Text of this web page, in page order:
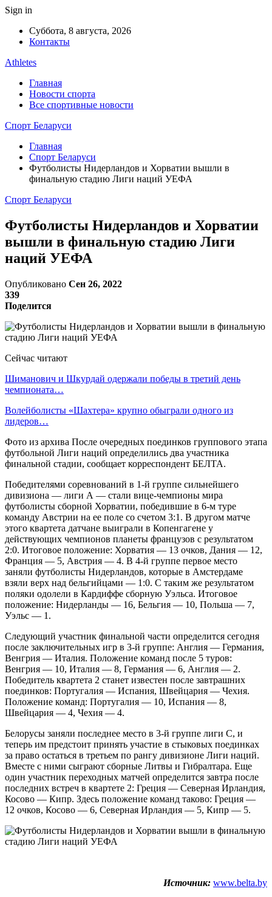
Sign in
Суббота, 8 августа, 2026
Контакты
Athletes
Главная
Новости спорта
Все спортивные новости
Спорт Беларуси
Главная
Спорт Беларуси
Футболисты Нидерландов и Хорватии вышли в
финальную стадию Лиги наций УЕФА
Спорт Беларуси
Футболисты Нидерландов и Хорватии
вышли в финальную стадию Лиги
наций УЕФА
Опубликовано Сен 26, 2022
339
Поделится
Сейчас читают
Шиманович и Шкурдай одержали победы в третий день
чемпионата…
Волейболисты «Шахтера» крупно обыграли одного из
лидеров…
Фото из архива После очередных поединков группового этапа
футбольной Лиги наций определились два участника
финальной стадии, сообщает корреспондент БЕЛТА.
Победителями соревнований в 1-й группе сильнейшего
дивизиона — лиги А — стали вице-чемпионы мира
футболисты сборной Хорватии, победившие в 6-м туре
команду Австрии на ее поле со счетом 3:1. В другом матче
этого квартета датчане выиграли в Копенгагене у
действующих чемпионов планеты французов с результатом
2:0. Итоговое положение: Хорватия — 13 очков, Дания — 12,
Франция — 5, Австрия — 4. В 4-й группе первое место
заняли футболисты Нидерландов, которые в Амстердаме
взяли верх над бельгийцами — 1:0. С таким же результатом
поляки одолели в Кардиффе сборную Уэльса. Итоговое
положение: Нидерланды — 16, Бельгия — 10, Польша — 7,
Уэльс — 1.
Следующий участник финальной части определится сегодня
после заключительных игр в 3-й группе: Англия — Германия,
Венгрия — Италия. Положение команд после 5 туров:
Венгрия — 10, Италия — 8, Германия — 6, Англия — 2.
Победитель квартета 2 станет известен после завтрашних
поединков: Португалия — Испания, Швейцария — Чехия.
Положение команд: Португалия — 10, Испания — 8,
Швейцария — 4, Чехия — 4.
Белорусы заняли последнее место в 3-й группе лиги С, и
теперь им предстоит принять участие в стыковых поединках
за право остаться в третьем по рангу дивизионе Лиги наций.
Вместе с ними сыграют сборные Литвы и Гибралтара. Еще
один участник переходных матчей определится завтра после
последних встреч в квартете 2: Греция — Северная Ирландия,
Косово — Кипр. Здесь положение команд таково: Греция —
12 очков, Косово — 6, Северная Ирландия — 5, Кипр — 5.
Источник: www.belta.by